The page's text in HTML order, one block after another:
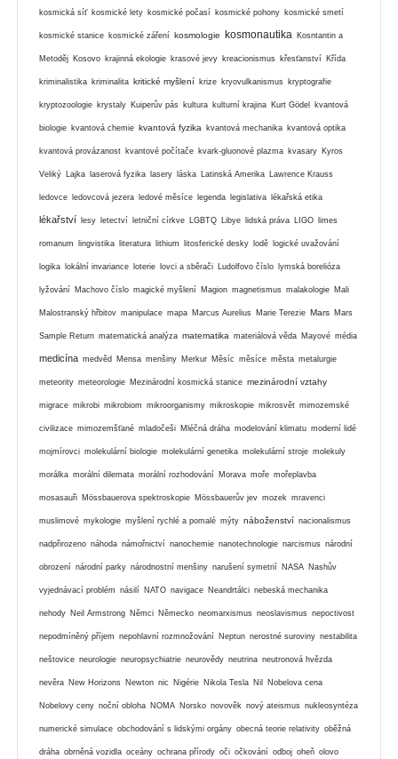
kosmická síť kosmické lety kosmické počasí kosmické pohony kosmické smetí
kosmické stanice kosmické záření kosmologie kosmonautika Kosntantin a
Metoděj Kosovo krajinná ekologie krasové jevy kreacionismus křesťanství Křída
kriminalistika kriminalita kritické myšlení krize kryovulkanismus kryptografie
kryptozoologie krystaly Kuiperův pás kultura kulturní krajina Kurt Gödel kvantová
biologie kvantová chemie kvantová fyzika kvantová mechanika kvantová optika
kvantová provázanost kvantové počítače kvark-gluonové plazma kvasary Kyros
Veliký Lajka laserová fyzika lasery láska Latinská Amerika Lawrence Krauss
ledovce ledovcová jezera ledové měsíce legenda legislativa lékařská etika
lékařství lesy letectví letniční církve LGBTQ Libye lidská práva LIGO limes
romanum lingvistika literatura lithium litosferické desky lodě logické uvažování
logika lokální invariance loterie lovci a sběrači Ludolfovo číslo lymská borelióza
lyžování Machovo číslo magické myšlení Magion magnetismus malakologie Mali
Malostranský hřbitov manipulace mapa Marcus Aurelius Marie Terezie Mars Mars
Sample Return matematická analýza matematika materiálová věda Mayové média
medicína medvěd Mensa menšiny Merkur Měsíc měsíce města metalurgie
meteority meteorologie Mezinárodní kosmická stanice mezinárodní vztahy
migrace mikrobi mikrobiom mikroorganismy mikroskopie mikrosvět mimozemské
civilizace mimozemšťané mladočeši Mléčná dráha modelování klimatu moderní lidé
mojmírovci molekulární biologie molekulární genetika molekulární stroje molekuly
morálka morální dilemata morální rozhodování Morava moře mořeplavba
mosasauři Mössbauerova spektroskopie Mössbauerův jev mozek mravenci
muslimové mykologie myšlení rychlé a pomalé mýty náboženství nacionalismus
nadpřirozeno náhoda námořnictví nanochemie nanotechnologie narcismus národní
obrození národní parky národnostní menšiny narušení symetrií NASA Nashův
vyjednávací problém násilí NATO navigace Neandrtálci nebeská mechanika
nehody Neil Armstrong Němci Německo neomarxismus neoslavismus nepoctivost
nepodmíněný příjem nepohlavní rozmnožování Neptun nerostné suroviny nestabilita
neštovice neurologie neuropsychiatrie neurovědy neutrina neutronová hvězda
nevěra New Horizons Newton nic Nigérie Nikola Tesla Nil Nobelova cena
Nobelovy ceny noční obloha NOMA Norsko novověk nový ateismus nukleosyntéza
numerické simulace obchodování s lidskými orgány obecná teorie relativity oběžná
dráha obrněná vozidla oceány ochrana přírody oči očkování odboj oheň olovo